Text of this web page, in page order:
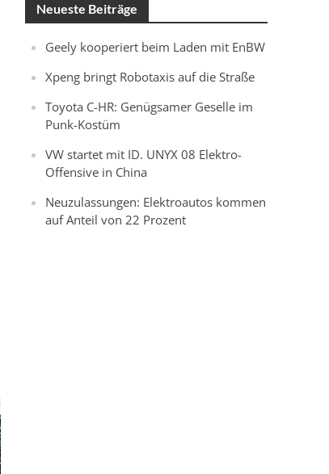
Neueste Beiträge
Geely kooperiert beim Laden mit EnBW
Xpeng bringt Robotaxis auf die Straße
Toyota C-HR: Genügsamer Geselle im
Punk-Kostüm
VW startet mit ID. UNYX 08 Elektro-
Offensive in China
Neuzulassungen: Elektroautos kommen
auf Anteil von 22 Prozent